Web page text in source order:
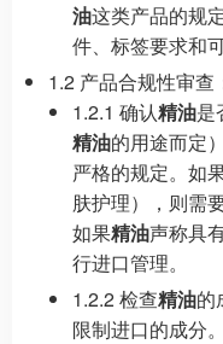
油这类产品的规
件、标签要求和
1.2 产品合规性审查
1.2.1 确认精油是
精油的用途而定
严格的规定。如
肤护理），则需
如果精油声称具
行进口管理。
1.2.2 检查精油的
限制进口的成分